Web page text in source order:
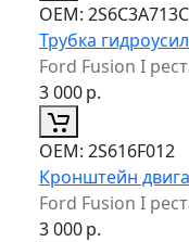
ОЕМ:
Трубка
Ford Fusion I
3 000р.
ОЕМ: 2S616F012
Кронштейн
Ford Fusion I
3 000р.